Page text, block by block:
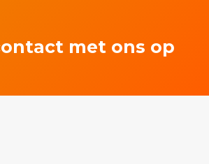
met ons op